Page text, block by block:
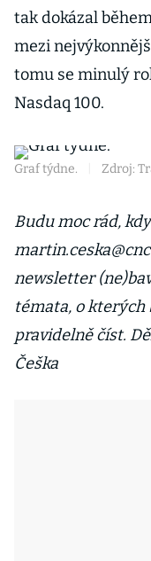
tak dokázal
mezi
tomu se minulý
Nasdaq 100.
Graf týdne. Zdroj:
Budu moc rád,
newsletter
témata, o
pravidelně číst.
Češka